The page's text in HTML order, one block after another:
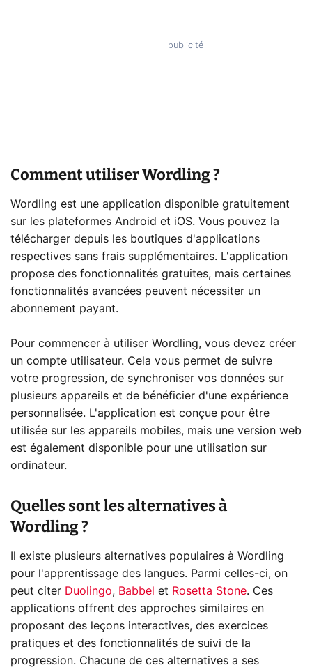
Comment utiliser Wordling ?
Wordling est une application disponible gratuitement
sur les plateformes Android et iOS. Vous pouvez la
télécharger depuis les boutiques d'applications
respectives sans frais supplémentaires. L'application
propose des fonctionnalités gratuites, mais certaines
fonctionnalités avancées peuvent nécessiter un
abonnement payant.
Pour commencer à utiliser Wordling, vous devez créer
un compte utilisateur. Cela vous permet de suivre
votre progression, de synchroniser vos données sur
plusieurs appareils et de bénéficier d'une expérience
personnalisée. L'application est conçue pour être
utilisée sur les appareils mobiles, mais une version web
est également disponible pour une utilisation sur
ordinateur.
Quelles sont les alternatives à
Wordling ?
Il existe plusieurs alternatives populaires à Wordling
pour l'apprentissage des langues. Parmi celles-ci, on
peut citer Duolingo, Babbel et Rosetta Stone. Ces
applications offrent des approches similaires en
proposant des leçons interactives, des exercices
pratiques et des fonctionnalités de suivi de la
progression. Chacune de ces alternatives a ses